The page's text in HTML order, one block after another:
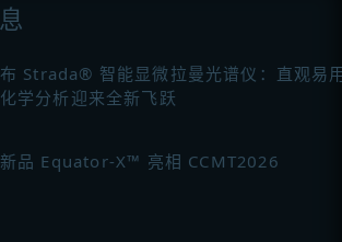
Strada® 智能显微拉曼光谱仪：直观易
学分析迎来全新飞跃
品 Equator-X™ 亮相 CCMT2026